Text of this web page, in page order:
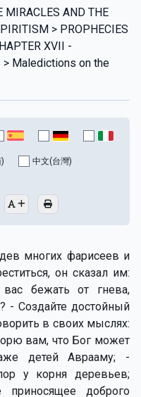
MIRACLES AND THE
> PROPHECIES
XVII -
> Maledictions on the
中文(台灣)
многих фарисеев и
он сказал им:
бежать от гнева,
- Создайте достойный
в своих мыслях:
вам, что Бог может
детей Аврааму; -
у корня деревьев;
доброго